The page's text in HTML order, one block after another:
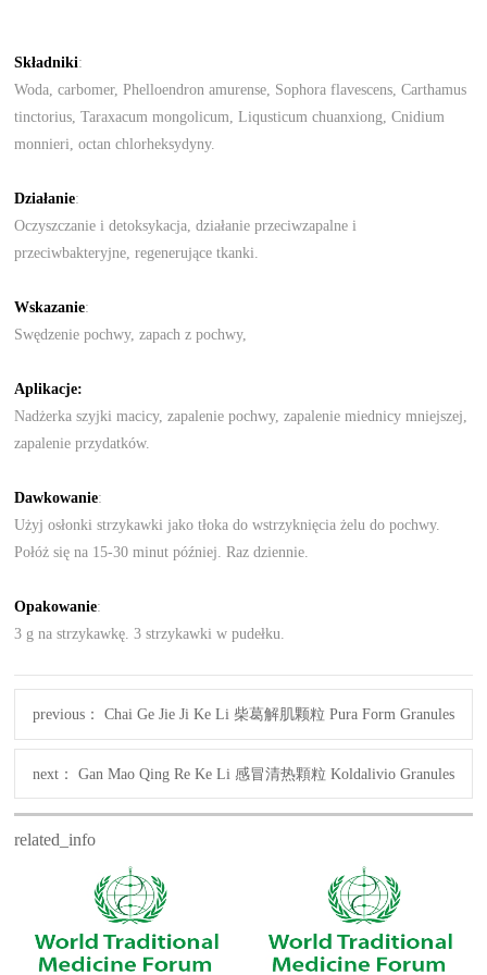
Składniki:
Woda, carbomer, Phelloendron amurense, Sophora flavescens, Carthamus
tinctorius, Taraxacum mongolicum, Liqusticum chuanxiong, Cnidium
monnieri, octan chlorheksydyny.
Działanie:
Oczyszczanie i detoksykacja, działanie przeciwzapalne i
przeciwbakteryjne, regenerujące tkanki.
Wskazanie:
Swędzenie pochwy, zapach z pochwy,
Aplikacje:
Nadżerka szyjki macicy, zapalenie pochwy, zapalenie miednicy mniejszej,
zapalenie przydatków.
Dawkowanie:
Użyj osłonki strzykawki jako tłoka do wstrzyknięcia żelu do pochwy.
Połóż się na 15-30 minut później. Raz dziennie.
Opakowanie:
3 g na strzykawkę. 3 strzykawki w pudełku.
previous： Chai Ge Jie Ji Ke Li 柴葛解肌颗粒 Pura Form Granules
next： Gan Mao Qing Re Ke Li 感冒清热顆粒 Koldalivio Granules
related_info